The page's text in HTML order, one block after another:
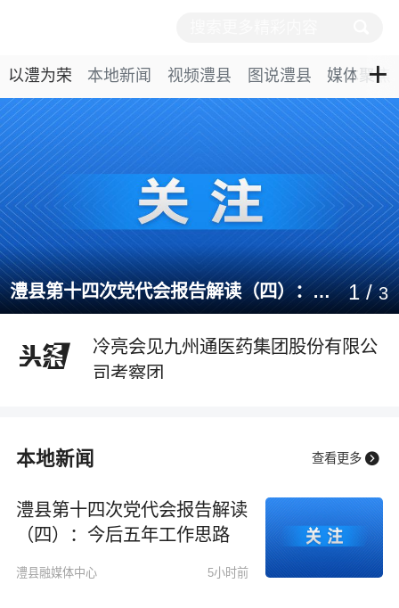
以澧为荣 本地新闻 视频澧县 图说澧县 媒体聚焦
+
澧县第十四次党代会报告解读（四）：今后五年工作思路 1/3

冷亮会见九州通医药集团股份有限公
司考察团
澧县第十四次党代会报告解读
（四）：今后五年工作思路
贯彻党代会 落实在基层 | 访谈一：澧
冷亮会见九州通医药集团股份有限公
司考察团
本地新闻 查看更多 
澧县第十四次党代会报告解读
（四）：今后五年工作思路
澧县融媒体中心 5小时前